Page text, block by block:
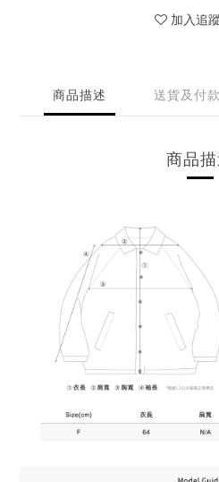
加入追
商品描述 送貨及付
商品